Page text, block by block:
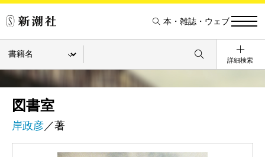
本・雑誌・ウェブ
詳細検索
図書室
岸政彦／著